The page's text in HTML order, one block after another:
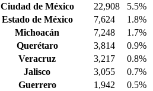
Ciudad de México
22,908 5.5%
Estado de México
7,624 1.8%
Michoacán
7,248 1.7%
Querétaro
3,814 0.9%
Veracruz
3,217 0.8%
Jalisco
3,055 0.7%
Guerrero
1,942 0.5%